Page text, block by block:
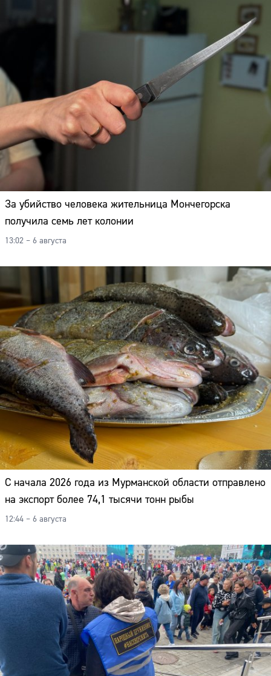
За убийство человека жительница Мончегорска
получила семь лет колонии
13:02 – 6 августа
С начала 2026 года из Мурманской области отправлено
на экспорт более 74,1 тысячи тонн рыбы
12:44 – 6 августа
Адрес:
Телефон: